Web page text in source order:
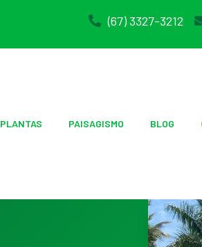
(67) 3327-3212
PLANTAS PAISAGISMO BLOG